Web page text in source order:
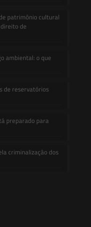
patrimônio cultural
de
ambiental: o que
de reservatórios
preparado para
criminalização dos